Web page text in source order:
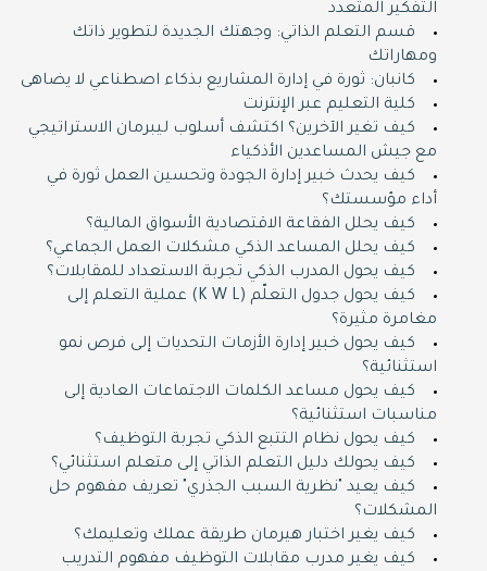
التفكير المتعدد
قسم التعلم الذاتي: وجهتك الجديدة لتطوير ذاتك
ومهاراتك
كانبان: ثورة في إدارة المشاريع بذكاء اصطناعي لا يضاهى
كلية التعليم عبر الإنترنت
كيف تغير الآخرين؟ اكتشف أسلوب ليبرمان الاستراتيجي
مع جيش المساعدين الأذكياء
كيف يحدث خبير إدارة الجودة وتحسين العمل ثورة في
أداء مؤسستك؟
كيف يحلل الفقاعة الاقتصادية الأسواق المالية؟
كيف يحلل المساعد الذكي مشكلات العمل الجماعي؟
كيف يحول المدرب الذكي تجربة الاستعداد للمقابلات؟
كيف يحول جدول التعلّم (K W L) عملية التعلم إلى
مغامرة مثيرة؟
كيف يحول خبير إدارة الأزمات التحديات إلى فرص نمو
استثنائية؟
كيف يحول مساعد الكلمات الاجتماعات العادية إلى
مناسبات استثنائية؟
كيف يحول نظام التتبع الذكي تجربة التوظيف؟
كيف يحولك دليل التعلم الذاتي إلى متعلم استثنائي؟
كيف يعيد "نظرية السبب الجذري" تعريف مفهوم حل
المشكلات؟
كيف يغير اختبار هيرمان طريقة عملك وتعليمك؟
كيف يغير مدرب مقابلات التوظيف مفهوم التدريب